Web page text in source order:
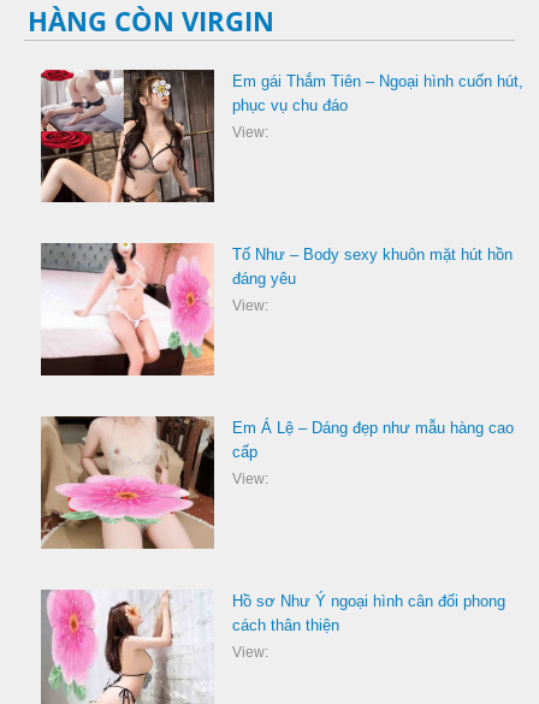
HÀNG CÒN VIRGIN
Em gái Thắm Tiên – Ngoại hình cuốn hút,
phục vụ chu đáo
View:
Tố Như – Body sexy khuôn mặt hút hồn
đáng yêu
View:
Em Á Lệ – Dáng đẹp như mẫu hàng cao
cấp
View:
Hồ sơ Như Ý ngoại hình cân đối phong
cách thân thiện
View: